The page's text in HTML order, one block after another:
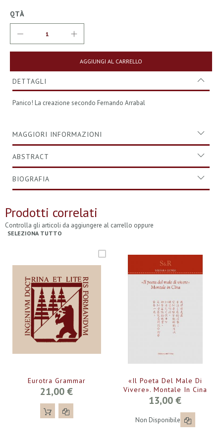
QTÀ
AGGIUNGI AL CARRELLO
DETTAGLI
Panico! La creazione secondo Fernando Arrabal
MAGGIORI INFORMAZIONI
ABSTRACT
BIOGRAFIA
Prodotti correlati
Controlla gli articoli da aggiungere al carrello oppure
SELEZIONA TUTTO
Eurotra Grammar
21,00 €
«Il Poeta Del Male Di
Vivere». Montale In Cina
13,00 €
Non Disponibile